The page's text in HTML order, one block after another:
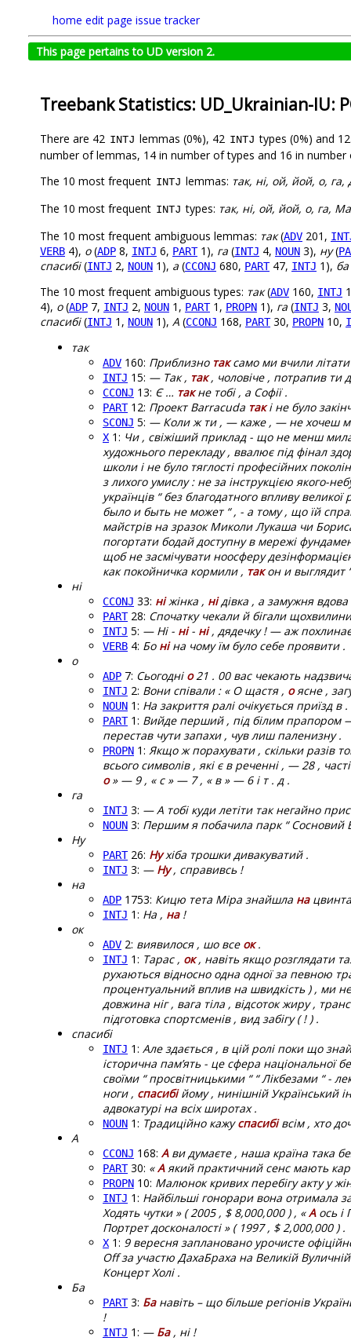
home edit page issue tracker
This page pertains to UD version 2.
Treebank Statistics: UD_Ukrainian-IU:
There are 42 INTJ lemmas (0%), 42 INTJ types (0%) and
number of lemmas, 14 in number of types and 16 in number
The 10 most frequent INTJ lemmas: так, ні, ой, йой, о,
The 10 most frequent INTJ types: так, ні, ой, йой, о, га,
The 10 most frequent ambiguous lemmas: так(ADV 201,
VERB 4), о(ADP 8, INTJ 6, PART1), га (INTJ 4, NOUN 3), ну(
спасибі(INTJ 2, NOUN 1), а (CCONJ 680, PART47, INTJ 1), ба
The 10 most frequent ambiguous types: так(ADV 160, INTJ
4), о(ADP 7, INTJ 2, NOUN 1, PART1, PROPN 1), га (INTJ 3,
спасибі(INTJ 1, NOUN 1), А (CCONJ 168, PART30, PROPN 10,
так
ADV 160: Приблизно таксамо ми вчили
INTJ 15: — Так , так, чоловіче , потрапив ти
CCONJ 13: Є … такне тобі , а Софії .
PART12: Проект Barracuda такі не було
SCONJ 5: — Коли ж ти , — каже , — не хочеш
X 1: Чи , свіжіший приклад - що не менш
художнього перекладу , ввалює під фінал
школи і не було тяглості професійних
з лихого умислу : не за інструкцією якого-
українців “ без благодатного впливу
было и быть не может “ , - а тому , що їй
майстрів на зразок Миколи Лукаша чи
погортати бодай доступну в мережі
щоб не засмічувати ноосферу
как покойничка кормили , такон и выглядит
ні
CCONJ 33: ніжінка , нідівка , а замужня
PART28: Спочатку чекали й бігали
INTJ 5: — Ні - ні- ні, дядечку ! — аж
VERB 4: Бо ніна чому їм було себе проявити .
о
ADP 7: Сьогодні о21 . 00 вас чекають
INTJ 2: Вони співали : « О щастя , оясне ,
NOUN 1: На закриття ралі очікується приїзд в .
PART1: Вийде перший , під білим прапором
перестав чути запахи , чув лиш паленизну .
PROPN 1: Якщо ж порахувати , скільки разів
всього символів , які є в реченні , — 28 ,
о» — 9 , « с » — 7 , « в » — 6 і т . д .
га
INTJ 3: — А тобі куди летіти так негайно
NOUN 3: Першим я побачила парк “ Сосновий
Ну
PART26: Нухіба трошки дивакуватий .
INTJ 3: — Ну, справивсь !
на
ADP 1753: Кицю тета Міра знайшла на
INTJ 1: На , на!
ок
ADV 2: виявилося , шо все ок.
INTJ 1: Тарас , ок, навіть якщо розглядати
рухаються відносно одна одної за певною
процентуальний вплив на швидкість ) , ми
довжина ніг , вага тіла , відсоток жиру ,
підготовка спортсменів , вид забігу ( ! ) .
спасибі
INTJ 1: Але здається , в цій ролі поки що
історична пам’ять - це сфера національної
своїми “ просвітницькими “ “ Лікбезами “ -
ноги , спасибійому , нинішній Український
адвокатурі на всіх широтах .
NOUN 1: Традиційно кажуспасибівсім , хто
А
CCONJ 168: Ави думаєте , наша країна така
PART30: «Аякий практичний сенс мають
PROPN 10: Малюнок кривих перебігу акту у
INTJ 1: Найбільші гонорари вона отримала
Ходять чутки » ( 2005 , $ 8,000,000 ) , «Аось і
Портрет досконалості » ( 1997 , $ 2,000,000 ) .
X 1: 9 вересня заплановано урочисте
Off за участю ДахаБраха на Великій
Концерт Холі .
Ба
PART3: Банавіть – що більше регіонів
!
INTJ 1: — Ба, ні !